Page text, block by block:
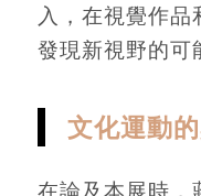
入，在視覺作
發現新視野的可
文化運動
在論及本展時，